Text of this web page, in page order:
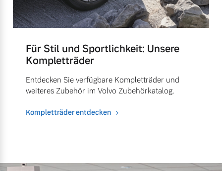
Für Stil und Sportlichkeit: Unsere
Kompletträder
Entdecken Sie verfügbare Kompletträder und
weiteres Zubehör im Volvo Zubehörkatalog.
Kompletträder entdecken